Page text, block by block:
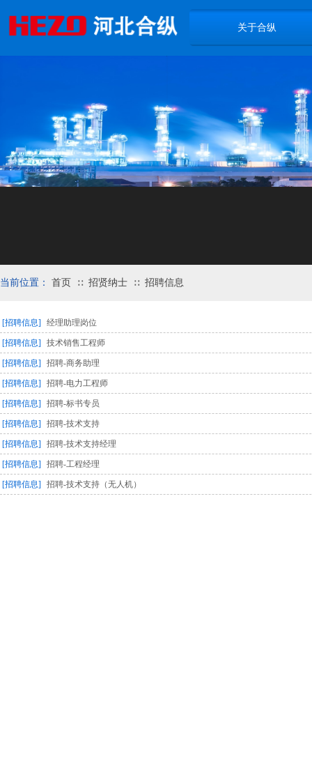
当前位置： 首页 ∷ 招贤纳士 ∷ 招聘信息
[招聘信息] 经理助理岗位
[招聘信息] 技术销售工程师
[招聘信息] 招聘-商务助理
[招聘信息] 招聘-电力工程师
[招聘信息] 招聘-标书专员
[招聘信息] 招聘-技术支持
[招聘信息] 招聘-技术支持经理
[招聘信息] 招聘-工程经理
[招聘信息] 招聘-技术支持（无人机）
关于合纵